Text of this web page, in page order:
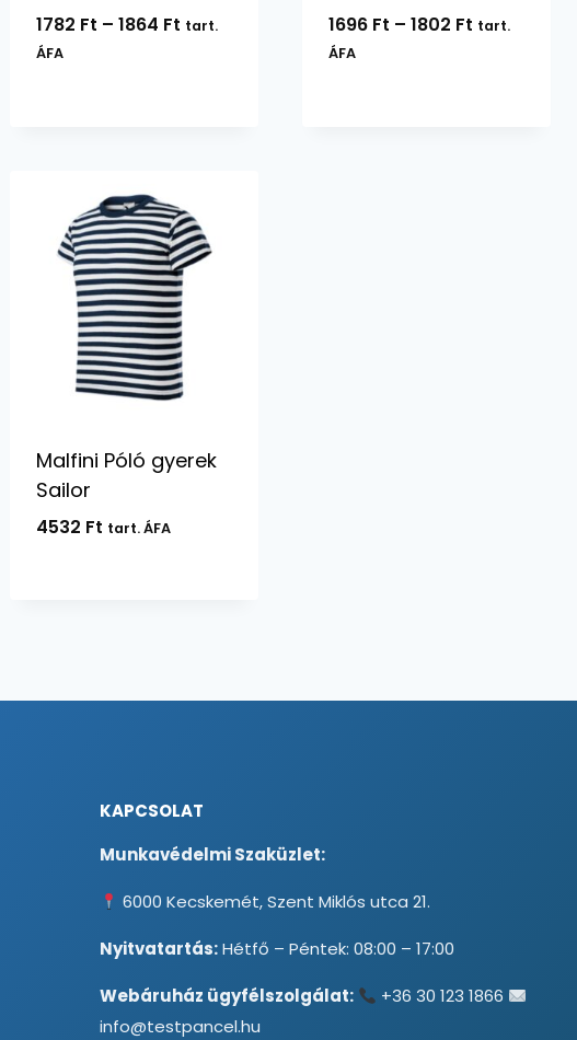
1782 Ft – 1864 Ft Ártartomány:
tart.
ÁFA
1696 Ft – 1802 Ft tart.
ÁFA
Malfini Póló gyerek
Sailor
4532 Ft tart. ÁFA
KAPCSOLAT
Munkavédelmi Szaküzlet:
6000 Kecskemét, Szent Miklós utca 21.
Nyitvatartás:Hétfő – Péntek: 08:00 – 17:00
Webáruház ügyfélszolgálat:
+36 30 123 1866
info@testpancel.hu